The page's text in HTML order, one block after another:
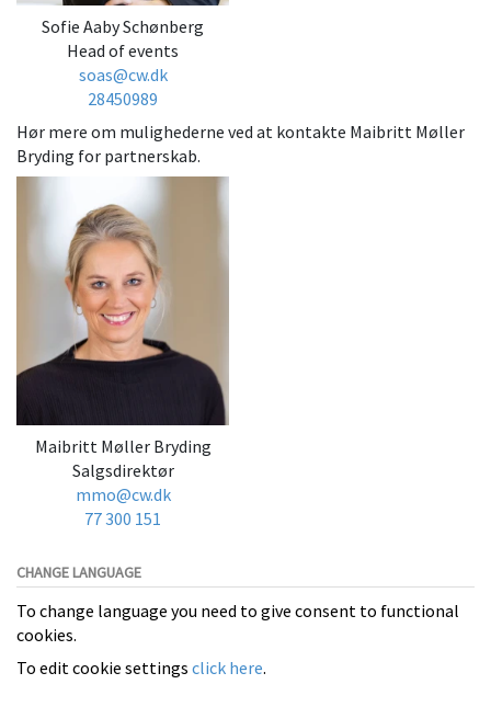
Sofie Aaby Schønberg
Head of events
soas@cw.dk
28450989
Hør mere om mulighederne ved at kontakte Maibritt Møller
Bryding for partnerskab.
Maibritt Møller Bryding
Salgsdirektør
mmo@cw.dk
77 300 151
CHANGE LANGUAGE
To change language you need to give consent to functional
cookies.
To edit cookie settings click here.